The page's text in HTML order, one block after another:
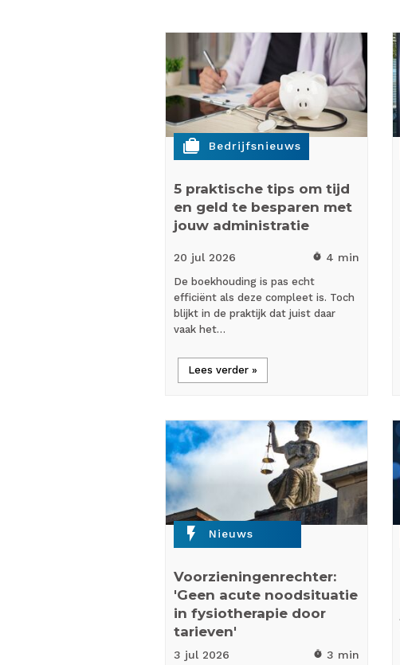
cases Bedrijfsnieuws
5 praktische tips om tijd
en geld te besparen met
jouw administratie
20 jul 2026 timer 4 min
De boekhouding is pas echt
efficiënt als deze compleet is. Toch
blijkt in de praktijk dat juist daar
vaak het…
Lees verder »
flash_on Nieuws
Voorzieningenrechter:
'Geen acute noodsituatie
in fysiotherapie door
tarieven'
3 jul 2026 timer 3 min